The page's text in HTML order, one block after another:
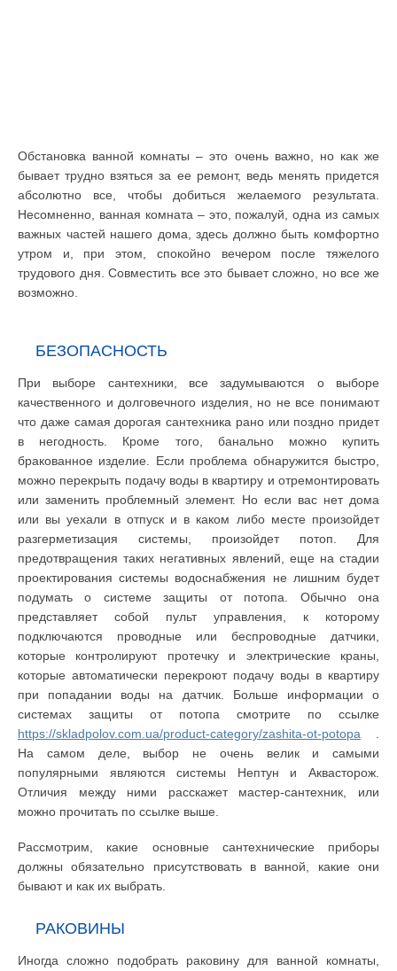
Обстановка ванной комнаты – это очень важно, но как же
бывает трудно взяться за ее ремонт, ведь менять придется
абсолютно все, чтобы добиться желаемого результата.
Несомненно, ванная комната – это, пожалуй, одна из самых
важных частей нашего дома, здесь должно быть комфортно
утром и, при этом, спокойно вечером после тяжелого
трудового дня. Совместить все это бывает сложно, но все же
возможно.
БЕЗОПАСНОСТЬ
При выборе сантехники, все задумываются о выборе
качественного и долговечного изделия, но не все понимают
что даже самая дорогая сантехника рано или поздно придет
в негодность. Кроме того, банально можно купить
бракованное изделие. Если проблема обнаружится быстро,
можно перекрыть подачу воды в квартиру и отремонтировать
или заменить проблемный элемент. Но если вас нет дома
или вы уехали в отпуск и в каком либо месте произойдет
разгерметизация системы, произойдет потоп. Для
предотвращения таких негативных явлений, еще на стадии
проектирования системы водоснабжения не лишним будет
подумать о системе защиты от потопа. Обычно она
представляет собой пульт управления, к которому
подключаются проводные или беспроводные датчики,
которые контролируют протечку и электрические краны,
которые автоматически перекроют подачу воды в квартиру
при попадании воды на датчик. Больше информации о
системах защиты от потопа смотрите по ссылке
https://skladpolov.com.ua/product-category/zashita-ot-potopa
На самом деле, выбор не очень велик и самыми
популярными являются системы Нептун и Аквасторож.
Отличия между ними расскажет мастер-сантехник, или
можно прочитать по ссылке выше.
Рассмотрим, какие основные сантехнические приборы
должны обязательно присутствовать в ванной, какие они
бывают и как их выбрать.
РАКОВИНЫ
Иногда сложно подобрать раковину для ванной комнаты,